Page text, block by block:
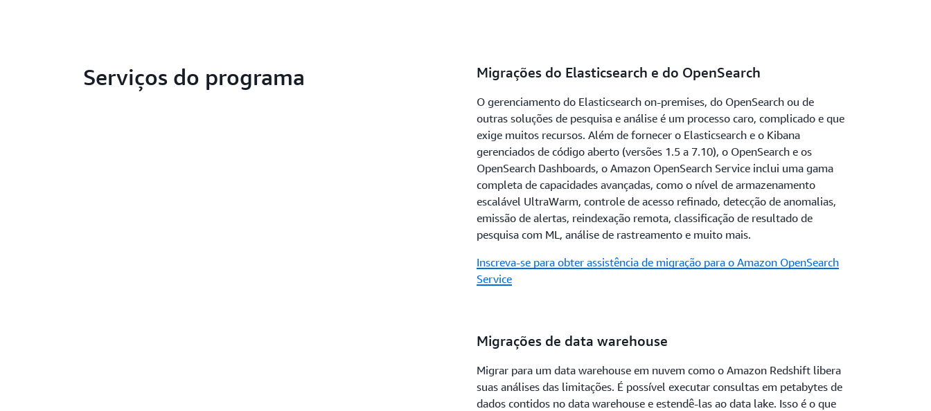
Serviços do programa Migrações do Elasticsearch e do OpenSearch
O gerenciamento do Elasticsearch on-premises, do OpenSearch ou de
outras soluções de pesquisa e análise é um processo caro, complicado e que
exige muitos recursos. Além de fornecer o Elasticsearch e o Kibana
gerenciados de código aberto (versões 1.5 a 7.10), o OpenSearch e os
OpenSearch Dashboards, o Amazon OpenSearch Service inclui uma gama
completa de capacidades avançadas, como o nível de armazenamento
escalável UltraWarm, controle de acesso refinado, detecção de anomalias,
emissão de alertas, reindexação remota, classificação de resultado de
pesquisa com ML, análise de rastreamento e muito mais.
Inscreva-se para obter assistência de migração para o Amazon OpenSearch
Service
Migrações de data warehouse
Migrar para um data warehouse em nuvem como o Amazon Redshift libera
suas análises das limitações. É possível executar consultas em petabytes de
dados contidos no data warehouse e estendê-las ao data lake. Isso é o que